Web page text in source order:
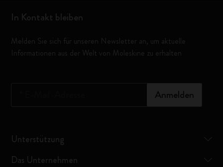
In Kontakt bleiben
Melden Sie sich für unseren Newsletter an, um aktuelle
Informationen aus der Welt von Moleskine zu erhalten
Anmelden
Unterstützung
Das Unternehmen